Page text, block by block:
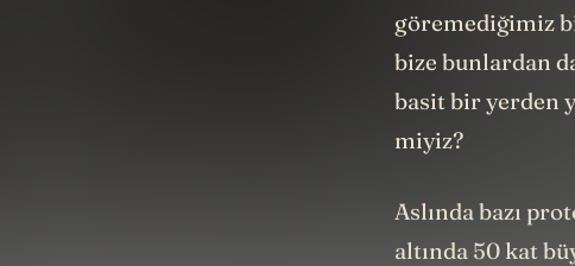
göremediğimiz
bize bunlardan
basit bir yerden
miyiz?
Aslında bazı
altında 50 kat